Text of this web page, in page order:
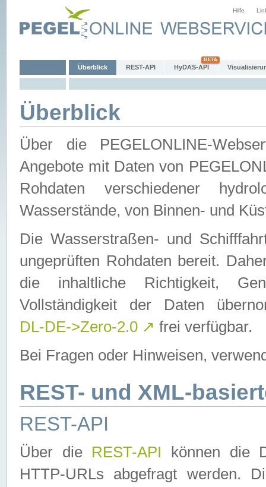
Hilfe
Überblick REST-API HyDAS-API
Überblick
Über die PEGELONLINE-
Angebote mit Daten von
Rohdaten verschiedener
Wasserstände, von Binnen- und
Die Wasserstraßen- und
ungeprüften Rohdaten bereit.
die inhaltliche Richtigkeit,
Vollständigkeit der Daten
DL-DE->Zero-2.0 ↗ frei verfügbar.
Bei Fragen oder Hinweisen,
REST- und XML-
REST-API
Über die REST-API können die
HTTP-URLs abgefragt werden.